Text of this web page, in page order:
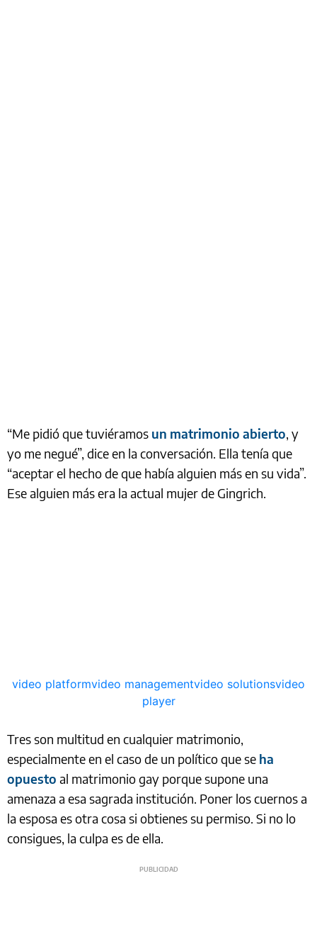
“Me pidió que tuviéramos un matrimonio abierto, y
yo me negué”, dice en la conversación. Ella tenía que
“aceptar el hecho de que había alguien más en su vida”.
Ese alguien más era la actual mujer de Gingrich.
video platformvideo managementvideo solutionsvideo
player
Tres son multitud en cualquier matrimonio,
especialmente en el caso de un político que se ha
opuesto al matrimonio gay porque supone una
amenaza a esa sagrada institución. Poner los cuernos a
la esposa es otra cosa si obtienes su permiso. Si no lo
consigues, la culpa es de ella.